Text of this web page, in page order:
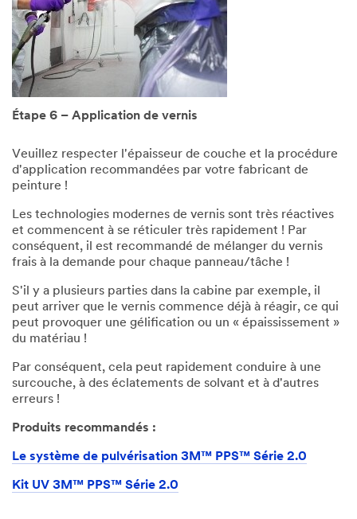
Étape 6 – Application de vernis
Veuillez respecter l'épaisseur de couche et la procédure
d'application recommandées par votre fabricant de
peinture !
Les technologies modernes de vernis sont très réactives
et commencent à se réticuler très rapidement ! Par
conséquent, il est recommandé de mélanger du vernis
frais à la demande pour chaque panneau/tâche !
S'il y a plusieurs parties dans la cabine par exemple, il
peut arriver que le vernis commence déjà à réagir, ce qui
peut provoquer une gélification ou un « épaississement »
du matériau !
Par conséquent, cela peut rapidement conduire à une
surcouche, à des éclatements de solvant et à d'autres
erreurs !
Produits recommandés :
Le système de pulvérisation 3M™ PPS™ Série 2.0
Kit UV 3M™ PPS™ Série 2.0